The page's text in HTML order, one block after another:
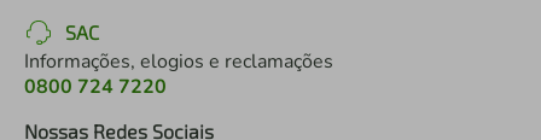
SAC
Informações, elogios e reclamações
0800 724 7220
Nossas Redes Sociais